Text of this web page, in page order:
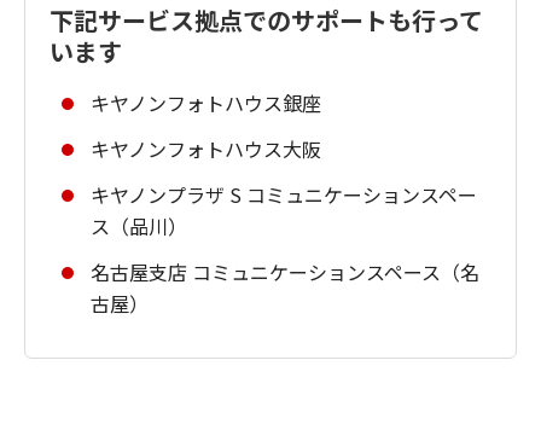
下記サービス拠点でのサポートも行って
います
キヤノンフォトハウス銀座
キヤノンフォトハウス大阪
キヤノンプラザ S コミュニケーションスペー
ス（品川）
名古屋支店 コミュニケーションスペース（名
古屋）